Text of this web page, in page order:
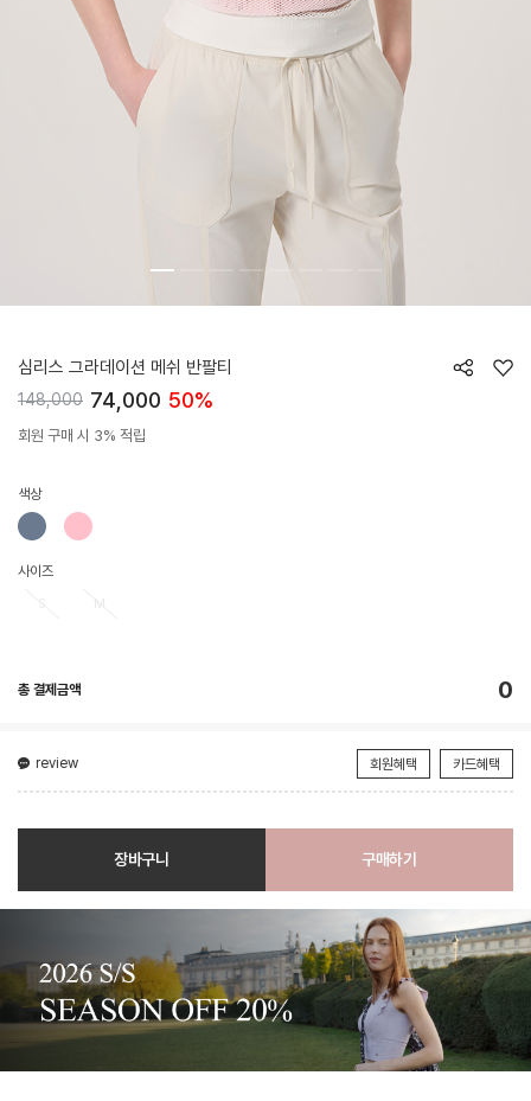
심리스 그라데이션 메쉬 반팔티
148,000 74,000 50%
회원 구매 시 3% 적립
색상
사이즈
총 결제금액 0
review 회원혜택 카드혜택
장바구니 구매하기